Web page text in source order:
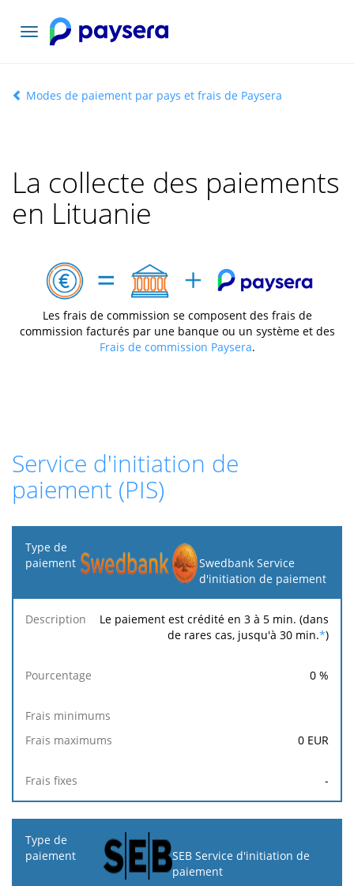
Basculer
Modes de paiement par pays et frais de Paysera
La collecte des paiements
en Lituanie
Les frais de commission se composent des frais de
commission facturés par une banque ou un système et des
Frais de commission Paysera.
Service d'initiation de
paiement (PIS)
Type de
paiement
Frais
minimums
Frais
maximums
Swedbank Service
d'initiation de paiement
Le paiement est crédité en 3 à 5 min. (dans
de rares cas, jusqu'à 30 min.*)
0 %
0 EUR
-
SEB Service d'initiation de
paiement